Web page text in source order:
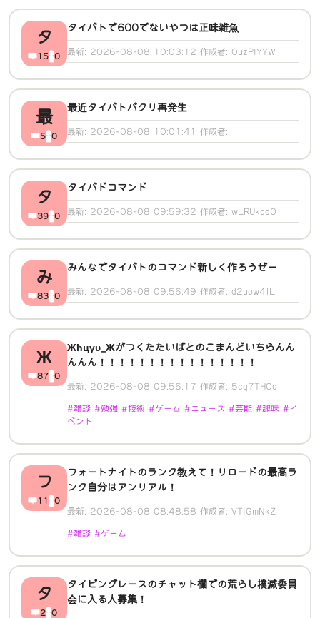
タ
15 0
タイバトで600でないやつは正味雑魚
最新: 2026-08-08 10:03:12 作成者: 0uzPIYYW
最
5 0
最近タイバトパクリ再発生
最新: 2026-08-08 10:01:41 作成者:
タ
39 0
タイバドコマンド
最新: 2026-08-08 09:59:32 作成者: wLRUkcdO
み
83 0
みんなでタイバトのコマンド新しく作ろうぜー
最新: 2026-08-08 09:56:49 作成者: d2uow4tL
Ж
87 0
Жħцγυ_Жがつくたたいばとのこまんどいちらんん
んんん！！！！！！！！！！！！！！！！
最新: 2026-08-08 09:56:17 作成者: 5cq7THOq
#雑談 #勉強 #技術 #ゲーム #ニュース #芸能 #趣味 #イ
ベント
フ
11 0
フォートナイトのランク教えて！リロードの最高ラ
ンク自分はアンリアル！
最新: 2026-08-08 08:48:58 作成者: VTIGmNkZ
#雑談 #ゲーム
タ
2 0
タイピングレースのチャット欄での荒らし撲滅委員
会に入る人募集！